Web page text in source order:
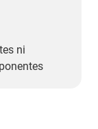
ni